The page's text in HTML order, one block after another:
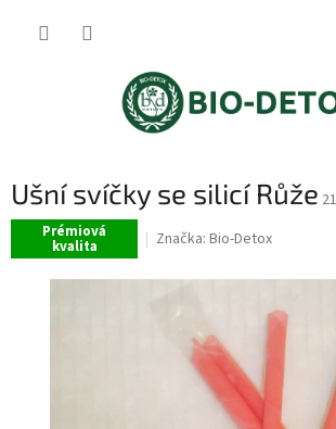
Ušní svíčky se silicí Růže
Prémiová
kvalita Značka: Bio-Detox